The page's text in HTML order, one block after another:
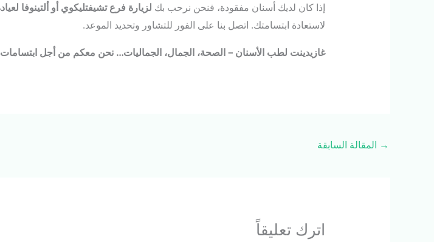
إذا كان لديك أسنان مفقودة، فنحن نرحب بك لزيارة فرع تشيفتليكوي أو ألتينوفا
لاستعادة ابتسامتك. اتصل بنا على الفور للتشاور وتحديد الموعد.
غازيدينت لطب الأسنان –الصحة، الجمال، الجماليات… نحن معكم من أجل ابتسامات
→ المقالة السابقة
اترك تعليقاً